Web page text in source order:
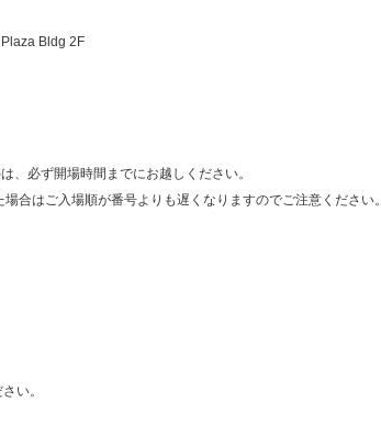
Bldg 2F
、必ず開場時間までにお越しください。
合はご入場順が番号よりも遅くなりますのでご注意ください。
い。